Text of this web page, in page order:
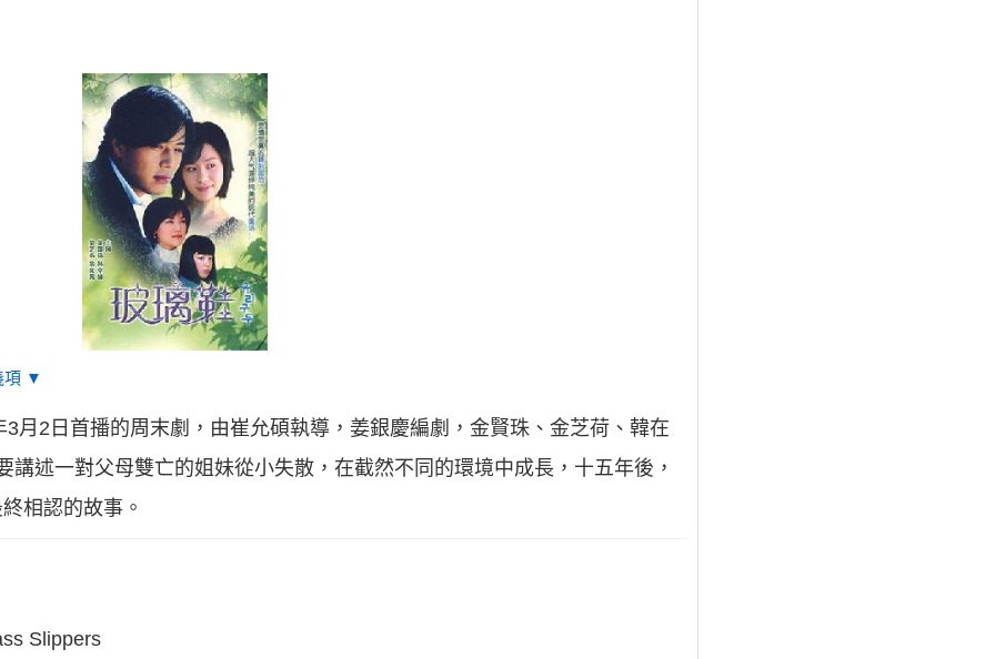
項 ▼
月2日首播的周末劇，由崔允碩執導，姜銀慶編劇，金賢珠、金芝荷、韓在
述一對父母雙亡的姐妹從小失散，在截然不同的環境中成長，十五年後，
相認的故事。
Slippers